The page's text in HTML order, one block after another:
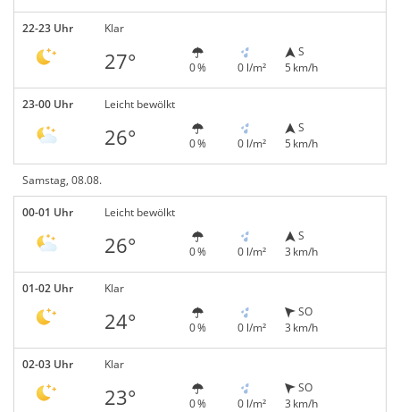
22-23 Uhr Klar
27° 0 % 0 l/m²
S
5 km/h
23-00 Uhr Leicht bewölkt
26° 0 % 0 l/m²
S
5 km/h
Samstag, 08.08.
00-01 Uhr Leicht bewölkt
26° 0 % 0 l/m²
S
3 km/h
01-02 Uhr Klar
24° 0 % 0 l/m²
SO
3 km/h
02-03 Uhr Klar
23° 0 % 0 l/m²
SO
3 km/h